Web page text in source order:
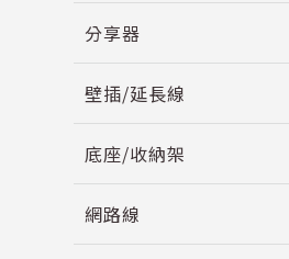
分享器
壁插/延長線
底座/收納架
網路線